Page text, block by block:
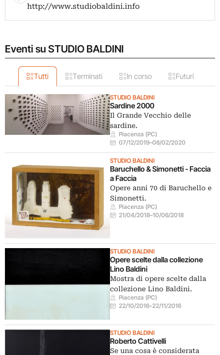
http://www.studiobaldini.info
Eventi su STUDIO BALDINI
Tutti Terminati In corso Futuri
STUDIO BALDINI
Sardine 2000
Il Grande Vecchio delle
sardine.
Piacenza (PC)
07/12/2019–08/02/2020
STUDIO BALDINI
Baruchello & Simonetti - Faccia
a Faccia
Opere anni 70 di Baruchello e
Simonetti.
Piacenza (PC)
21/04/2018–10/06/2018
STUDIO BALDINI
Opere scelte dalla collezione
Lino Baldini
Mostra di opere scelte dalla
collezione Lino Baldini.
Piacenza (PC)
22/10/2016–22/11/2016
STUDIO BALDINI
Roberto Cattivelli
Se una cosa è considerata